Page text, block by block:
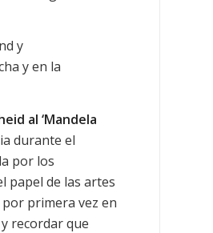
y
y en la
al ‘Mandela
durante el
por los
papel de las artes
por primera vez en
recordar que